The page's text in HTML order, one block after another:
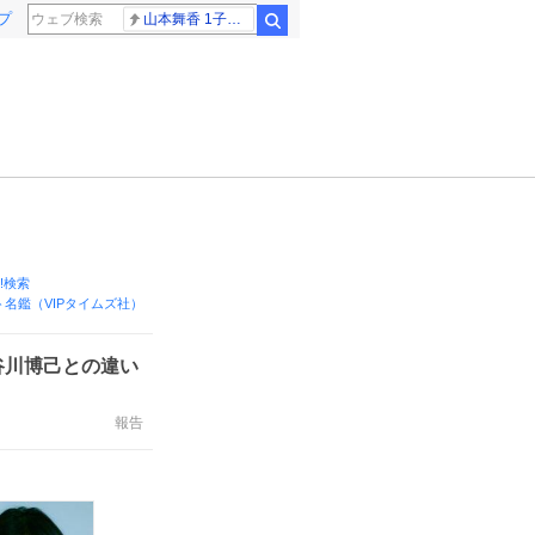
検索
鑑（VIPタイムズ社）
博己との違い
報告